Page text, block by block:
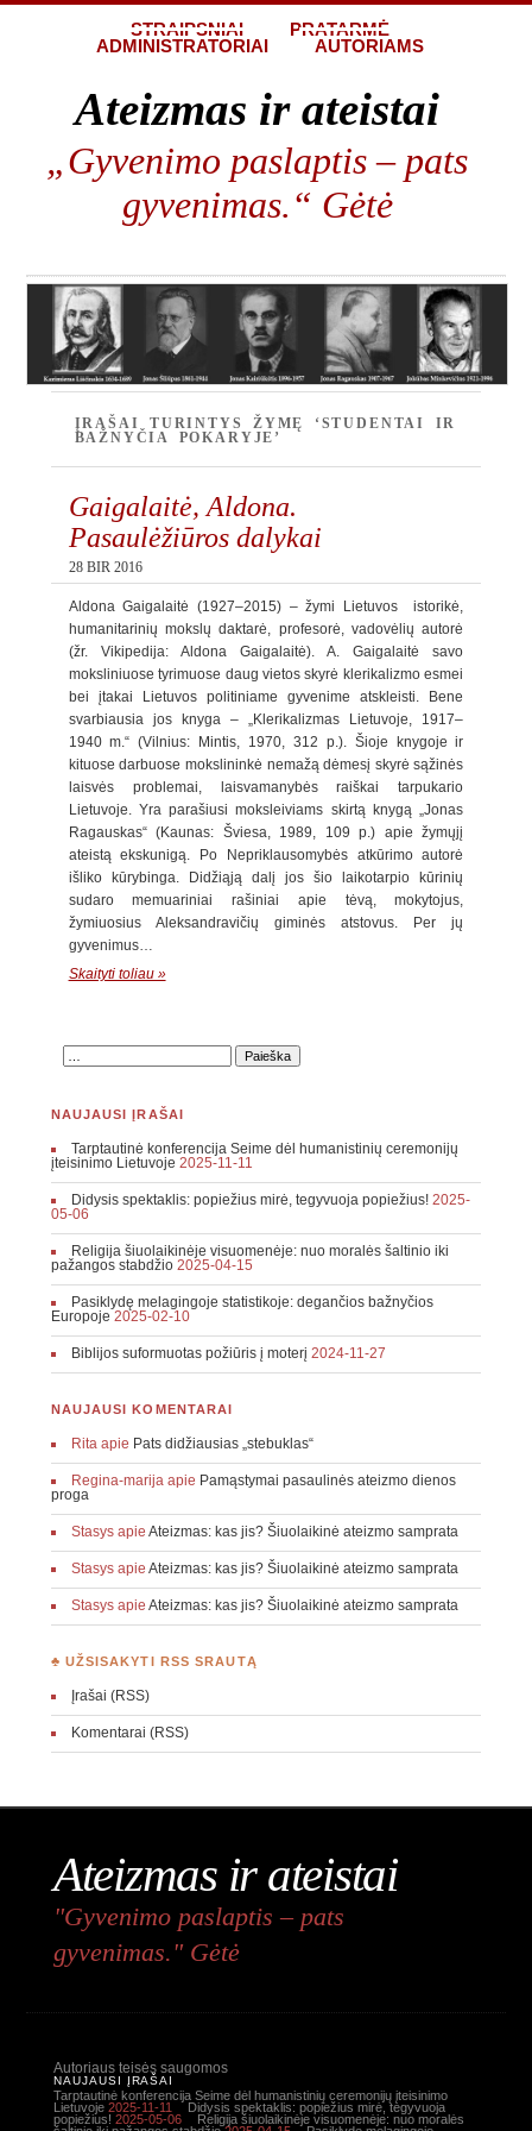
STRAIPSNIAI
PRATARMĖ
ADMINISTRATORIAI
AUTORIAMS
Ateizmas ir ateistai
„Gyvenimo paslaptis – pats
gyvenimas.“ Gėtė
ĮRAŠAI TURINTYS ŽYMĘ ‘STUDENTAI IR
BAŽNYČIA POKARYJE’
Gaigalaitė, Aldona.
Pasaulėžiūros dalykai
28 BIR 2016
Aldona Gaigalaitė (1927–2015) – žymi Lietuvos istorikė,
humanitarinių mokslų daktarė, profesorė, vadovėlių autorė
(žr. Vikipedija: Aldona Gaigalaitė). A. Gaigalaitė savo
moksliniuose tyrimuose daug vietos skyrė klerikalizmo esmei
bei įtakai Lietuvos politiniame gyvenime atskleisti. Bene
svarbiausia jos knyga – „Klerikalizmas Lietuvoje, 1917–
1940 m.“ (Vilnius: Mintis, 1970, 312 p.). Šioje knygoje ir
kituose darbuose mokslininkė nemažą dėmesį skyrė sąžinės
laisvės problemai, laisvamanybės raiškai tarpukario
Lietuvoje. Yra parašiusi moksleiviams skirtą knygą „Jonas
Ragauskas“ (Kaunas: Šviesa, 1989, 109 p.) apie žymųjį
ateistą ekskunigą. Po Nepriklausomybės atkūrimo autorė
išliko kūrybinga. Didžiąją dalį jos šio laikotarpio kūrinių
sudaro memuariniai rašiniai apie tėvą, mokytojus,
žymiuosius Aleksandravičių giminės atstovus. Per jų
gyvenimus…
Skaityti toliau »
NAUJAUSI ĮRAŠAI
Tarptautinė konferencija Seime dėl humanistinių ceremonijų
įteisinimo Lietuvoje 2025-11-11
Didysis spektaklis: popiežius mirė, tegyvuoja popiežius! 2025-
05-06
Religija šiuolaikinėje visuomenėje: nuo moralės šaltinio iki
pažangos stabdžio 2025-04-15
Pasiklydę melagingoje statistikoje: degančios bažnyčios
Europoje 2025-02-10
Biblijos suformuotas požiūris į moterį 2024-11-27
NAUJAUSI KOMENTARAI
Ritaapie Pats didžiausias „stebuklas“
Regina-marijaapie Pamąstymai pasaulinės ateizmo dienos
proga
Stasysapie Ateizmas: kas jis? Šiuolaikinė ateizmo samprata
Stasysapie Ateizmas: kas jis? Šiuolaikinė ateizmo samprata
Stasysapie Ateizmas: kas jis? Šiuolaikinė ateizmo samprata
♣ UŽSISAKYTI RSS SRAUTĄ
Įrašai (RSS)
Komentarai (RSS)
Ateizmas ir ateistai
"Gyvenimo paslaptis – pats
gyvenimas." Gėtė
Autoriaus teisės saugomos
NAUJAUSI ĮRAŠAI
Tarptautinė konferencija Seime dėl humanistinių ceremonijų įteisinimo
Lietuvoje 2025-11-11
Didysis spektaklis: popiežius mirė, tegyvuoja
popiežius! 2025-05-06
Religija šiuolaikinėje visuomenėje: nuo moralės